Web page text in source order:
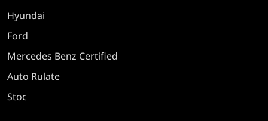
Hyundai
Ford
Mercedes Benz Certified
Auto Rulate
Stoc